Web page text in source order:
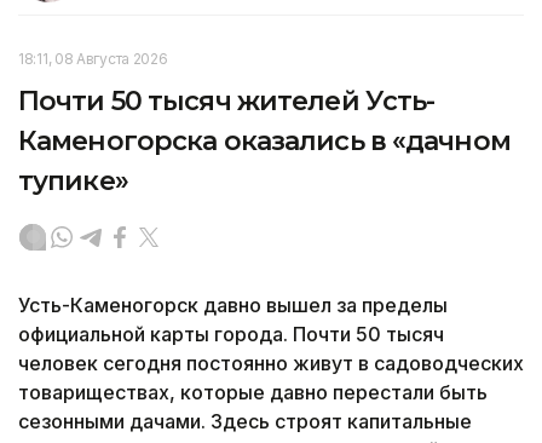
18:11, 08 Августа 2026
Почти 50 тысяч жителей Усть-
Каменогорска оказались в «дачном
тупике»
Усть-Каменогорск давно вышел за пределы
официальной карты города. Почти 50 тысяч
человек сегодня постоянно живут в садоводческих
товариществах, которые давно перестали быть
сезонными дачами. Здесь строят капитальные